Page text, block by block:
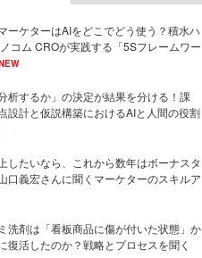
ーケターはAIをどこでどう使う？積水ハ
コム CROが実践する「5Sフレームワー
析するか」の決定が結果を分ける！課
設計と仮説構築におけるAIと人間の役割
したいなら、これから数年はボーナスタ
口義宏さんに聞くマーケターのスキルア
洗剤は「看板商品に傷が付いた状態」か
復活したのか？戦略とプロセスを聞く